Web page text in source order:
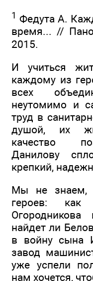
1 Федута А.
время... //
2015.
И учиться
каждому из
всех
неутомимо и
труд в
душой, их
качество
Данилову
крепкий,
Мы не знаем,
героев:
найдет ли
в войну сына
завод
уже успели
нам хочется,